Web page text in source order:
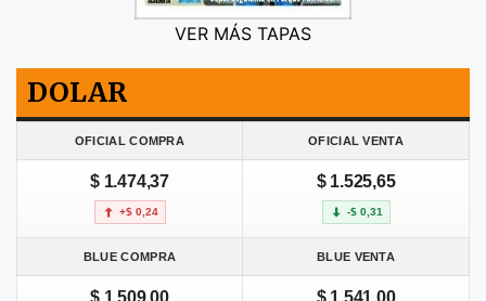
VER MÁS TAPAS
DOLAR
OFICIAL COMPRA OFICIAL VENTA
$ 1.474,37
+$ 0,24
$ 1.525,65
-$ 0,31
BLUE COMPRA BLUE VENTA
$ 1.509,00 $ 1.541,00